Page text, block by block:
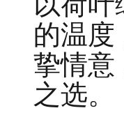
的温度
挚情意
之选。